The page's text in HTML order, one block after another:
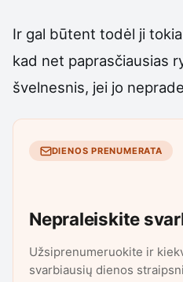
Ir gal būtent todėl ji
kad net paprasčiausias
švelnesnis, jei jo
DIENOS PRENUMERATA
Nepraleiskite
Užsiprenumeruokite ir
svarbiausių dienos